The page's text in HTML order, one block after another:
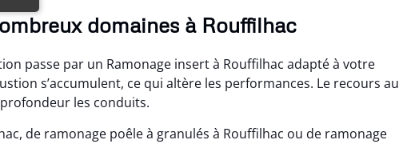
domaines à Rouffilhac
passe par un Ramonage insert à Rouffilhac adapté à votre
s’accumulent, ce qui altère les performances. Le recours au
les conduits.
de ramonage poêle à granulés à Rouffilhac ou de ramonage